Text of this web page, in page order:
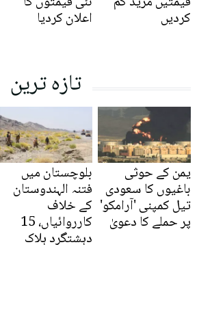
کردیں اعلان کردیا
تازہ ترین
یمن کے حوثی
باغیوں کا سعودی
تیل کمپنی 'آرامکو'
پر حملے کا دعویٰ
بلوچستان میں
فتنہ الہندوستان
کے خلاف
کارروائیاں، 15
دہشتگرد ہلاک